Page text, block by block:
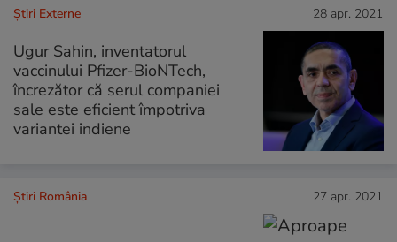
Știri Externe 28 apr. 2021
Ugur Sahin, inventatorul
vaccinului Pfizer-BioNTech,
încrezător că serul companiei
sale este eficient împotriva
variantei indiene
Știri România 27 apr. 2021